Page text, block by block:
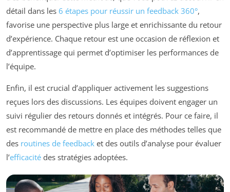
détail dans les 6 étapes pour réussir un feedback 360°,
favorise une perspective plus large et enrichissante du retour
d’expérience. Chaque retour est une occasion de réflexion et
d’apprentissage qui permet d’optimiser les performances de
l’équipe.
Enfin, il est crucial d’appliquer activement les suggestions
reçues lors des discussions. Les équipes doivent engager un
suivi régulier des retours donnés et intégrés. Pour ce faire, il
est recommandé de mettre en place des méthodes telles que
des routines de feedback et des outils d’analyse pour évaluer
l’efficacité des stratégies adoptées.